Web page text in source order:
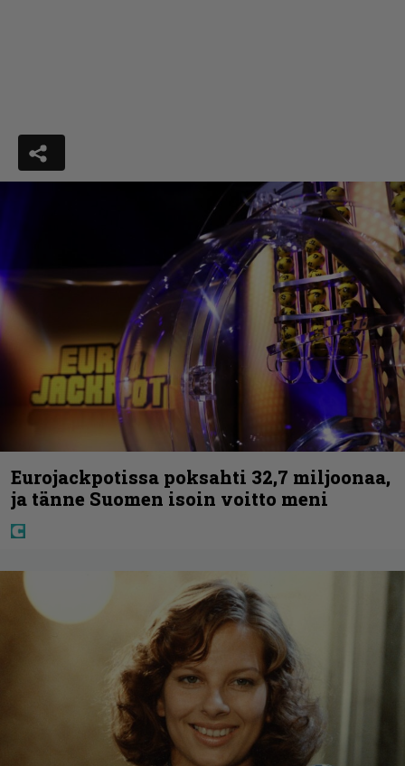
Eurojackpotissa poksahti 32,7 miljoonaa,
ja tänne Suomen isoin voitto meni